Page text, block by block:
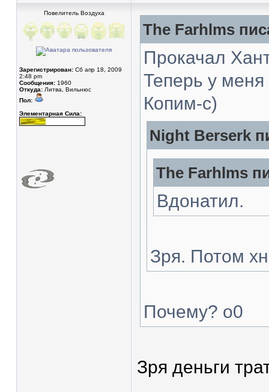
Повелитель Воздуха
Зарегистрирован: Сб апр 18, 2009
2:48 pm
Сообщения: 1960
Откуда: Литва, Вильнюс
Пол:
Элементарная Сила:
The Farhlms
Прокачал
Теперь у меня
Копим-с)
Night Berserk
The Farhlms
Вдонатил.
Зря. Потом
Почему? о0
Зря деньги